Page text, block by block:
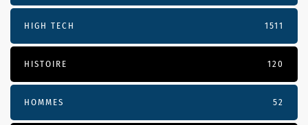
HIGH TECH 1511
HISTOIRE 120
HOMMES 52